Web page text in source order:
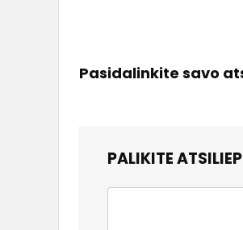
Pasidalinkite savo
PALIKITE